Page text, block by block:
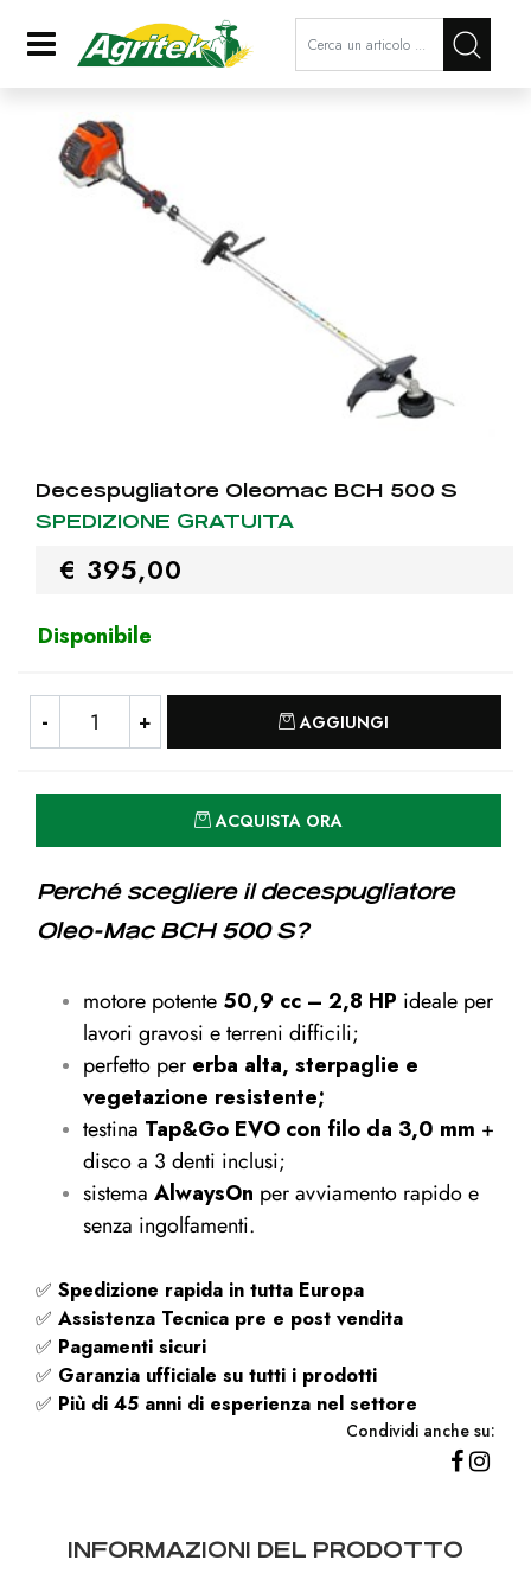
Open La modifica di un filtro
Decespugliatore Oleomac BCH 500 S
SPEDIZIONE GRATUITA
€ 395,00
Disponibile
AGGIUNGI
ACQUISTA ORA
Perché scegliere il decespugliatore
Oleo-Mac BCH 500 S?
motore potente 50,9 cc – 2,8 HP ideale per
lavori gravosi e terreni difficili;
perfetto per erba alta, sterpaglie e
vegetazione resistente;
testina Tap&Go EVO con filo da 3,0 mm +
disco a 3 denti inclusi;
sistema AlwaysOn per avviamento rapido e
senza ingolfamenti.
✅ Spedizione rapida in tutta Europa
✅ Assistenza Tecnica pre e post vendita
✅ Pagamenti sicuri
✅ Garanzia ufficiale su tutti i prodotti
✅ Più di 45 anni di esperienza nel settore
Condividi anche su:
INFORMAZIONI DEL PRODOTTO